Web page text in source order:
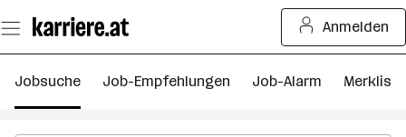
Seiteninhalt
springen
Anmelden
Jobsuche Job-Empfehlungen Job-Alarm Merkliste